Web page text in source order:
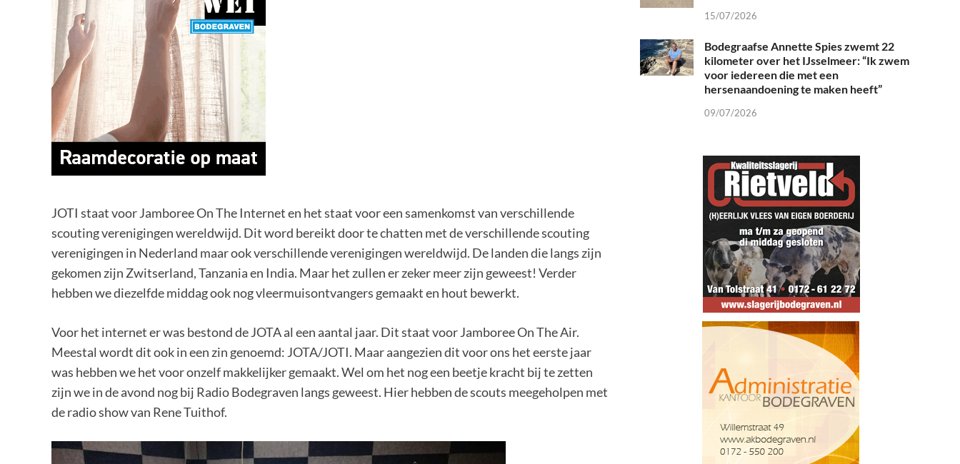
JOTI staat voor Jamboree On The Internet en het staat voor een samenkomst van verschillende
scouting verenigingen wereldwijd. Dit word bereikt door te chatten met de verschillende scouting
verenigingen in Nederland maar ook verschillende verenigingen wereldwijd. De landen die langs zijn
gekomen zijn Zwitserland, Tanzania en India. Maar het zullen er zeker meer zijn geweest! Verder
hebben we diezelfde middag ook nog vleermuisontvangers gemaakt en hout bewerkt.
Voor het internet er was bestond de JOTA al een aantal jaar. Dit staat voor Jamboree On The Air.
Meestal wordt dit ook in een zin genoemd: JOTA/JOTI. Maar aangezien dit voor ons het eerste jaar
was hebben we het voor onzelf makkelijker gemaakt. Wel om het nog een beetje kracht bij te zetten
zijn we in de avond nog bij Radio Bodegraven langs geweest. Hier hebben de scouts meegeholpen met
de radio show van Rene Tuithof.
15/07/2026
Bodegraafse Annette Spies zwemt 22
kilometer over het IJsselmeer: “Ik zwem
voor iedereen die met een
hersenaandoening te maken heeft”
09/07/2026